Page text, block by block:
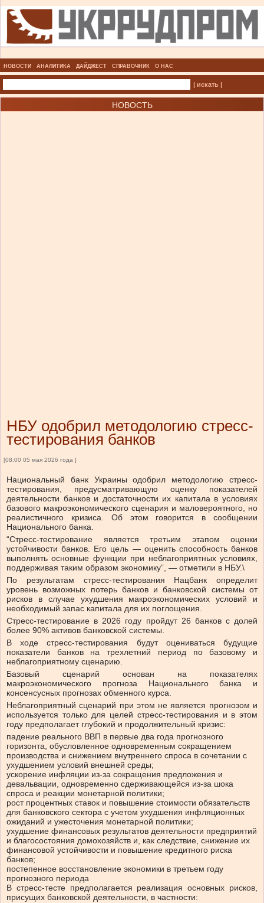
НОВОСТИ АНАЛИТИКА ДАЙДЖЕСТ СПРАВОЧНИК О НАС
| искать |
НОВОСТЬ
НБУ одобрил методологию стресс-
тестирования банков
[08:00 05 мая 2026 года ]
Национальный банк Украины одобрил методологию стресс-
тестирования, предусматривающую оценку показателей
деятельности банков и достаточности их капитала в условиях
базового макроэкономического сценария и маловероятного, но
реалистичного кризиса. Об этом говорится в сообщении
Национального банка.
“Стресс-тестирование является третьим этапом оценки
устойчивости банков. Его цель — оценить способность банков
выполнять основные функции при неблагоприятных условиях,
поддерживая таким образом экономику”, — отметили в НБУ.\
По результатам стресс-тестирования Нацбанк определит
уровень возможных потерь банков и банковской системы от
рисков в случае ухудшения макроэкономических условий и
необходимый запас капитала для их поглощения.
Стресс-тестирование в 2026 году пройдут 26 банков с долей
более 90% активов банковской системы.
В ходе стресс-тестирования будут оцениваться будущие
показатели банков на трехлетний период по базовому и
неблагоприятному сценарию.
Базовый сценарий основан на показателях
макроэкономического прогноза Национального банка и
консенсусных прогнозах обменного курса.
Неблагоприятный сценарий при этом не является прогнозом и
используется только для целей стресс-тестирования и в этом
году предполагает глубокий и продолжительный кризис:
падение реального ВВП в первые два года прогнозного
горизонта, обусловленное одновременным сокращением
производства и снижением внутреннего спроса в сочетании с
ухудшением условий внешней среды;
ускорение инфляции из-за сокращения предложения и
девальвации, одновременно сдерживающейся из-за шока
спроса и реакции монетарной политики;
рост процентных ставок и повышение стоимости обязательств
для банковского сектора с учетом ухудшения инфляционных
ожиданий и ужесточения монетарной политики;
ухудшение финансовых результатов деятельности предприятий
и благосостояния домохозяйств и, как следствие, снижение их
финансовой устойчивости и повышение кредитного риска
банков;
постепенное восстановление экономики в третьем году
прогнозного периода
В стресс-тесте предполагается реализация основных рисков,
присущих банковской деятельности, в частности: